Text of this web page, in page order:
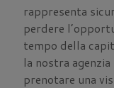
rappresenta
perdere
tempo della
la nostra
prenotare una